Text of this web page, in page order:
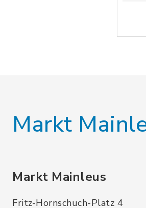
Markt
Markt Mainleus
Fritz-Hornschuch-Platz 4